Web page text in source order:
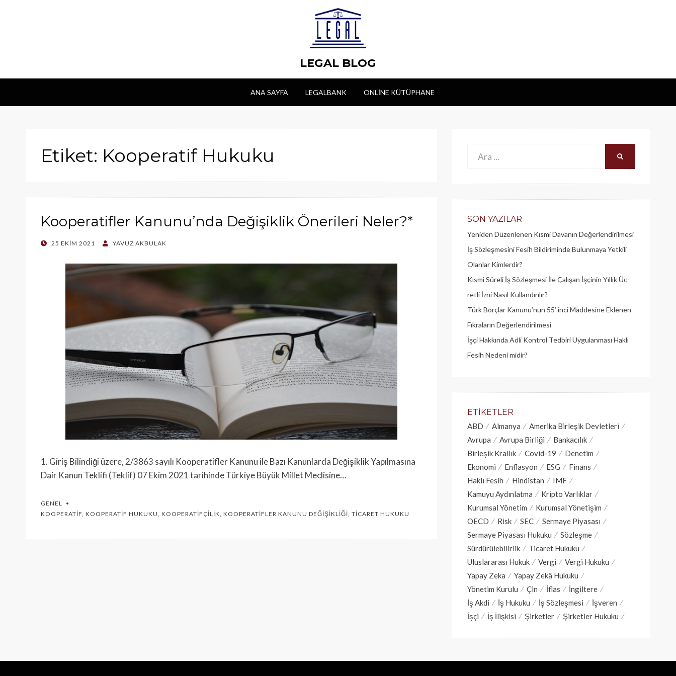
LEGAL BLOG
ANA SAYFA LEGALBANK ONLINE KÜTÜPHANE
Etiket: Kooperatif Hukuku
Kooperatifler Kanunu’nda Değişiklik Önerileri Neler?*
POSTED
25 EKIM 2021 YAVUZ AKBULAK
1. Giriş Bilindiği üzere, 2/3863 sayılı Kooperatifler Kanunu ile Bazı Kanunlarda Değişiklik Yapılmasına
Dair Kanun Teklifi (Teklif) 07 Ekim 2021 tarihinde Türkiye Büyük Millet Meclisine…
GENEL
KOOPERATIF, KOOPERATIF HUKUKU, KOOPERATIFÇILIK, KOOPERATIFLER KANUNU DEĞIŞIKLIĞI, TICARET HUKUKU
Ara:
SON YAZILAR
Yeniden Düzenlenen Kısmi Davanın Değerlendirilmesi
İş Sözleşmesini Fesih Bildiriminde Bulunmaya Yetkili
Olanlar Kimlerdir?
Kısmi Süreli İş Sözleşmesi İle Çalışan İşçinin Yıllık Üc­
retli İzni Nasıl Kullandırılır?
Türk Borçlar Kanunu’nun 55’ inci Maddesine Eklenen
Fıkraların Değerlendirilmesi
İşçi Hakkında Adli Kontrol Tedbiri Uygulanması Haklı
Fesih Nedeni midir?
ETIKETLER
ABD Almanya
Amerika Birleşik Devletleri
Avrupa
Avrupa Birliği
Bankacılık
Birleşik Krallık
Covid-19
Denetim
Ekonomi
Enflasyon ESG
Finans
Haklı Fesih
Hindistan
IMF
Kamuyu Aydınlatma
Kripto Varlıklar
Kurumsal Yönetim
Kurumsal Yönetişim
OECD
Risk SEC
Sermaye Piyasası
Sermaye Piyasası Hukuku
Sözleşme
Sürdürülebilirlik
Ticaret Hukuku
Uluslararası Hukuk
Vergi
Vergi Hukuku
Yapay Zeka
Yapay Zekâ Hukuku
Yönetim Kurulu
Çin İflas
İngiltere
İş Akdi
İş Hukuku İş Sözleşmesi
İşveren
İşçi
İş İlişkisi Şirketler Şirketler Hukuku